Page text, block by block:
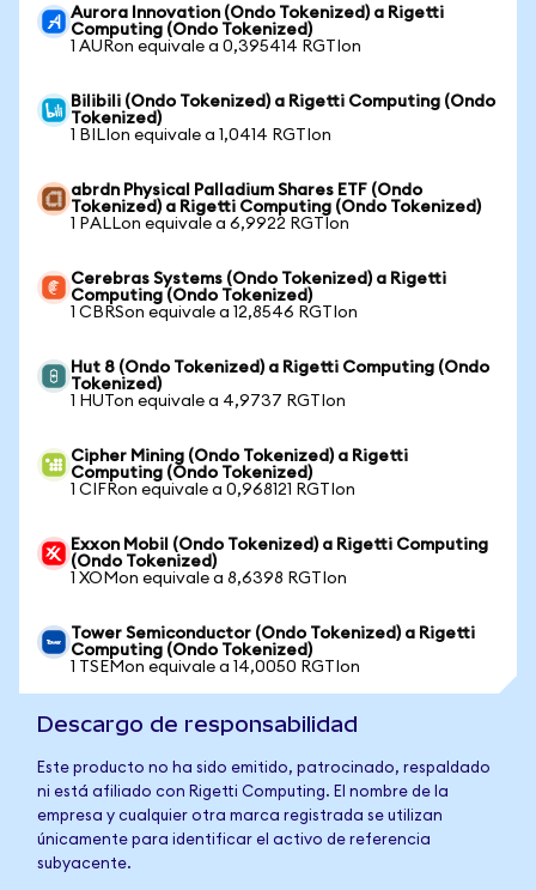
Aurora Innovation (Ondo Tokenized) a Rigetti
Computing (Ondo Tokenized)
1 AURon equivale a 0,395414 RGTIon
Bilibili (Ondo Tokenized) a Rigetti Computing (Ondo
Tokenized)
1 BILIon equivale a 1,0414 RGTIon
abrdn Physical Palladium Shares ETF (Ondo
Tokenized) a Rigetti Computing (Ondo Tokenized)
1 PALLon equivale a 6,9922 RGTIon
Cerebras Systems (Ondo Tokenized) a Rigetti
Computing (Ondo Tokenized)
1 CBRSon equivale a 12,8546 RGTIon
Hut 8 (Ondo Tokenized) a Rigetti Computing (Ondo
Tokenized)
1 HUTon equivale a 4,9737 RGTIon
Cipher Mining (Ondo Tokenized) a Rigetti
Computing (Ondo Tokenized)
1 CIFRon equivale a 0,968121 RGTIon
Exxon Mobil (Ondo Tokenized) a Rigetti Computing
(Ondo Tokenized)
1 XOMon equivale a 8,6398 RGTIon
Tower Semiconductor (Ondo Tokenized) a Rigetti
Computing (Ondo Tokenized)
1 TSEMon equivale a 14,0050 RGTIon
Descargo de responsabilidad
Este producto no ha sido emitido, patrocinado, respaldado
ni está afiliado con Rigetti Computing. El nombre de la
empresa y cualquier otra marca registrada se utilizan
únicamente para identificar el activo de referencia
subyacente.